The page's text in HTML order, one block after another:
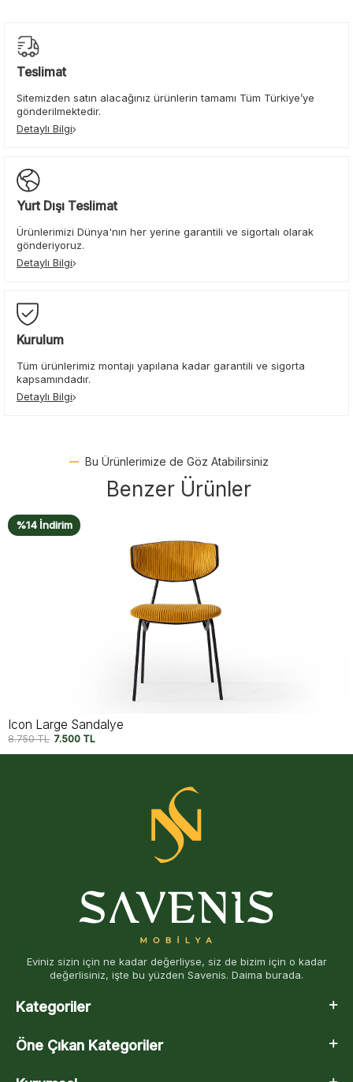
Teslimat
Sitemizden satın alacağınız ürünlerin tamamı Tüm Türkiye’ye
gönderilmektedir.
Detaylı Bilgi
Yurt Dışı Teslimat
Ürünlerimizi Dünya'nın her yerine garantili ve sigortalı olarak
gönderiyoruz.
Detaylı Bilgi
Kurulum
Tüm ürünlerimiz montajı yapılana kadar garantili ve sigorta
kapsamındadır.
Detaylı Bilgi
Bu Ürünlerimize de Göz Atabilirsiniz
Benzer Ürünler
%14 İndirim
Icon Large Sandalye
8.750TL 7.500 TL
Eviniz sizin için ne kadar değerliyse, siz de bizim için o kadar
değerlisiniz, işte bu yüzden Savenis. Daima burada.
Kategoriler
Öne Çıkan Kategoriler